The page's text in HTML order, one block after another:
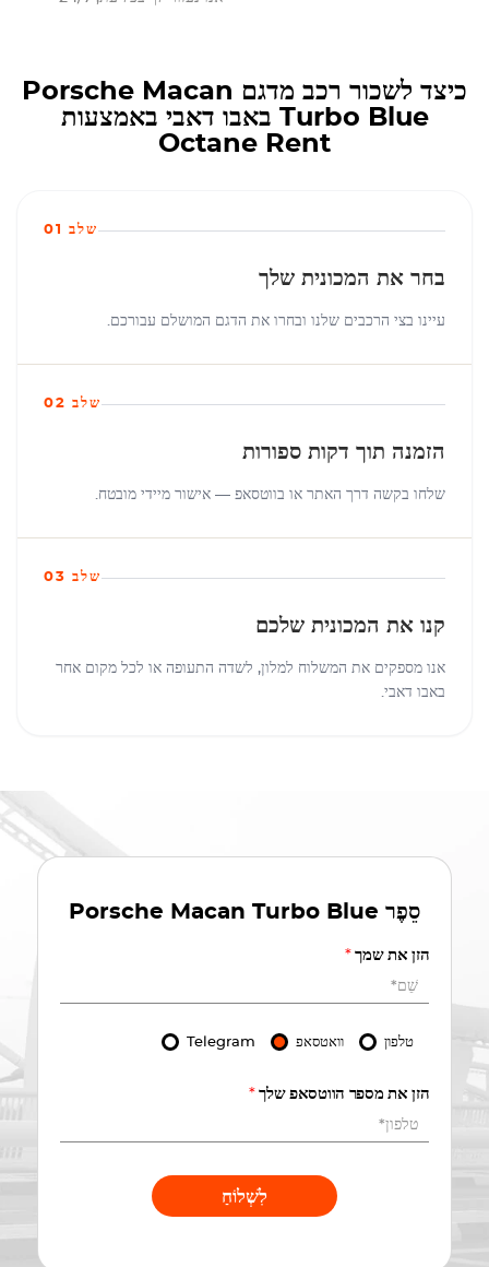
כיצד לשכור רכב מדגם Porsche Macan
Turbo Blue באבו דאבי באמצעות
Octane Rent
שלב 01
בחר את המכונית שלך
עיינו בצי הרכבים שלנו ובחרו את הדגם המושלם עבורכם.
שלב 02
הזמנה תוך דקות ספורות
שלחו בקשה דרך האתר או בווטסאפ — אישור מיידי מובטח.
שלב 03
קנו את המכונית שלכם
אנו מספקים את המשלוח למלון, לשדה התעופה או לכל מקום אחר
באבו דאבי.
סֵפֶר Porsche Macan Turbo Blue
הזן את שמך*
טלפון וואטסאפ Telegram
הזן את מספר הווטסאפ שלך*
לִשְׁלוֹחַ